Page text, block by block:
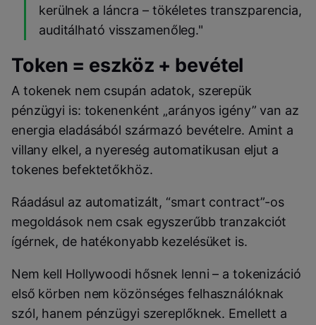
kerülnek a láncra – tökéletes transzparencia,
auditálható visszamenőleg."
Token = eszköz + bevétel
A tokenek nem csupán adatok, szerepük
pénzügyi is: tokenenként „arányos igény” van az
energia eladásából származó bevételre. Amint a
villany elkel, a nyereség automatikusan eljut a
tokenes befektetőkhöz.
Ráadásul az automatizált, “smart contract”-os
megoldások nem csak egyszerűbb tranzakciót
ígérnek, de hatékonyabb kezelésüket is.
Nem kell Hollywoodi hősnek lenni – a tokenizáció
első körben nem közönséges felhasználóknak
szól, hanem pénzügyi szereplőknek. Emellett a